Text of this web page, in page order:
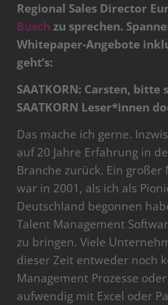
Regional Sales Director
Busch zu sprechen.
Whitepaper-Angebote
geht’s:
SAATKORN: Carsten, bitte
SAATKORN Leser*innen
Das mache ich gerne.
auf 20 Jahre Erfahrung in
Branche zurück. Ein großer
war in 2001, als ich als
Deutschland begonnen
Talent Management
zu bringen. Viele
dieser Zeit entweder noch
Management Prozesse
aufwendig mit Excel oder